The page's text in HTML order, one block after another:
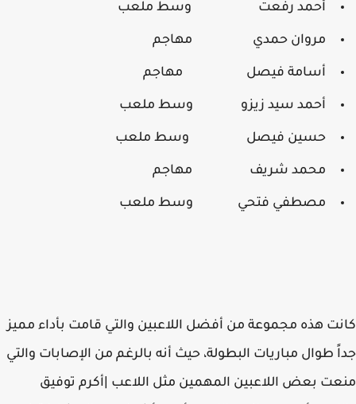
أحمد رفعت وسط ملعب
مروان حمدي مهاجم
أسامة فيصل مهاجم
أحمد سيد زيزو وسط ملعب
حسين فيصل وسط ملعب
محمد شريف مهاجم
مصطفي فتحي وسط ملعب
هذه مجموعة من أفضل اللاعبين والتي قامت بأداء مميز
طوال مباريات البطولة، حيث أنه بالرغم من الإصابات والتي
بعض اللاعبين المهمين مثل اللاعب |أكرم توفيق